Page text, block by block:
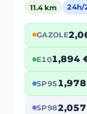
11.4 km 24h/
GAZOLE
E101,894
SP95
SP98